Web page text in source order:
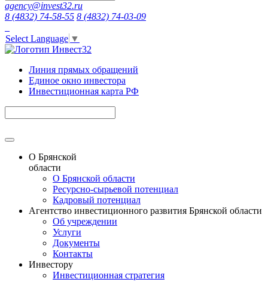
agency@invest32.ru
8 (4832) 74-58-55 8 (4832) 74-03-09
Select Language ▼
Линия прямых обращений
Единое окно инвестора
Инвестиционная карта РФ
О Брянской
области
О Брянской области
Ресурсно-сырьевой потенциал
Кадровый потенциал
Агентство инвестиционного развития Брянской области
Об учреждении
Услуги
Документы
Контакты
Инвестору
Инвестиционная стратегия